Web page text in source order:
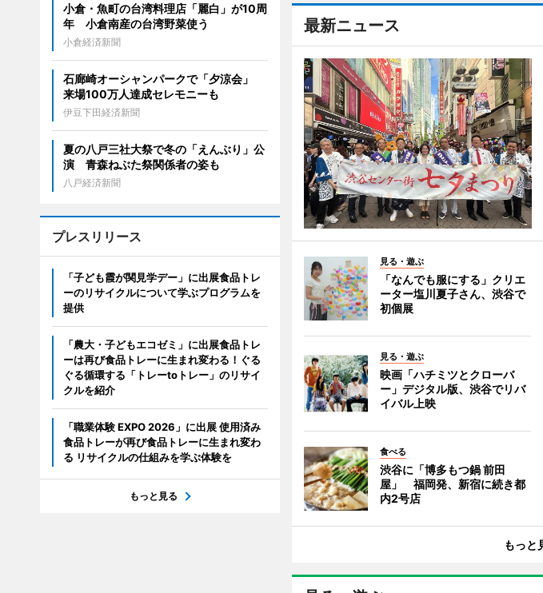
最新ニュース
見る・遊ぶ
「なんでも服にする」クリエ
ーター塩川夏子さん、渋谷で
初個展
見る・遊ぶ
映画「ハチミツとクローバ
ー」デジタル版、渋谷でリバ
イバル上映
食べる
渋谷に「博多もつ鍋 前田
屋」 福岡発、新宿に続き都
内2号店
もっと
小倉・魚町の台湾料理店「麗白」が10周
年 小倉南産の台湾野菜使う
小倉経済新聞
石廊崎オーシャンパークで「夕涼会」
来場100万人達成セレモニーも
伊豆下田経済新聞
夏の八戸三社大祭で冬の「えんぶり」公
演 青森ねぶた祭関係者の姿も
八戸経済新聞
プレスリリース
「子ども霞が関見学デー」に出展食品トレ
ーのリサイクルについて学ぶプログラムを
提供
「農大・子どもエコゼミ」に出展食品トレ
ーは再び食品トレーに生まれ変わる！ぐる
ぐる循環する「トレーtoトレー」のリサイ
クルを紹介
「職業体験 EXPO 2026」に出展 使用済み
食品トレーが再び食品トレーに生まれ変わ
る リサイクルの仕組みを学ぶ体験を
もっと見る